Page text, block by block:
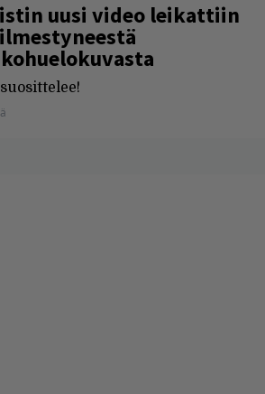
uusi video leikattiin